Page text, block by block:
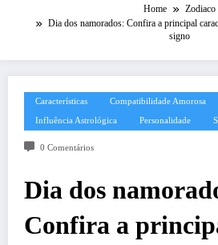
Home
Zodiaco
Dia dos namorados: Confira a principal
signo
Características Compatibilidade Amorosa
Influência Astrológica Personalidade
0 Comentários
Dia dos
Confira a